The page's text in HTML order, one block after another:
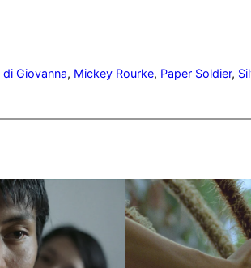
di Giovanna, Mickey Rourke, Paper Soldier,